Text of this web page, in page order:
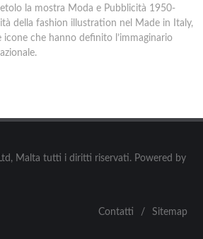
la mostra Moda e Pubblicità 1950-
della fashion illustration nel Made in Italy,
icone che hanno definito l’immaginario
Malta tutti i diritti riservati. Powered by
Contatti
/ Sitemap